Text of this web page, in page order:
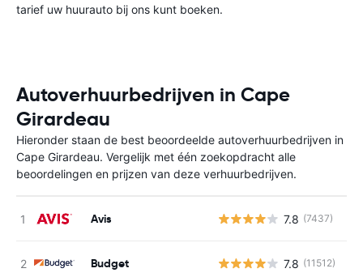
tarief uw huurauto bij ons kunt boeken.
Autoverhuurbedrijven in Cape
Girardeau
Hieronder staan de best beoordeelde autoverhuurbedrijven in
Cape Girardeau. Vergelijk met één zoekopdracht alle
beoordelingen en prijzen van deze verhuurbedrijven.
Avis 7.8 (7437)
Budget 7.8 (11512)